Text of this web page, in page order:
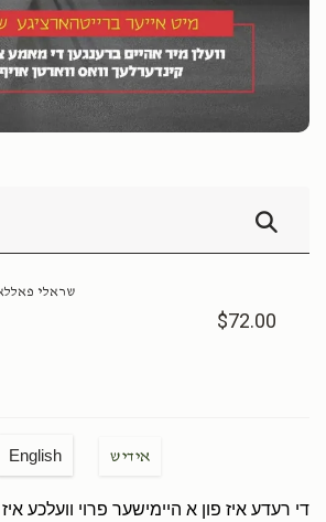
שראלי
$72.00
English אידיש
די רעדע איז פון א היימישער פרוי וועלכע